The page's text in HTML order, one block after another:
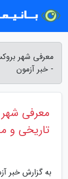
معرفی شهر
- خبر آزمون
معرفی
تاریخی و
به گزارش خبر